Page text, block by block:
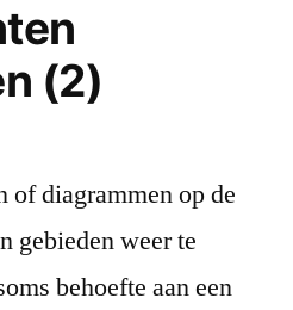
(2)
of diagrammen op de
gebieden weer te
behoefte aan een